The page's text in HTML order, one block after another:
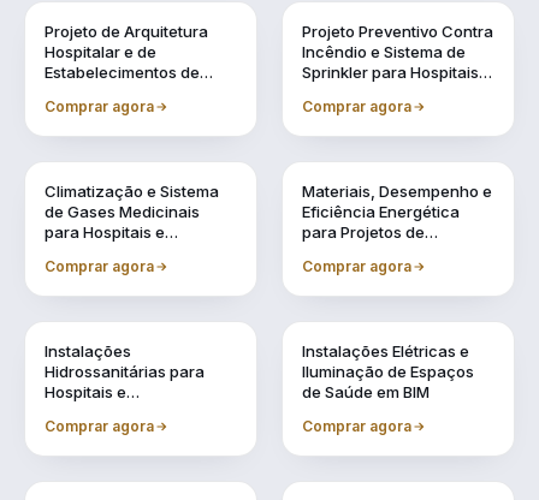
Projeto de Arquitetura
Hospitalar e de
Estabelecimentos de
Comprar agora
Projeto Preventivo Contra
Incêndio e Sistema de
Sprinkler para Hospitais e
Saúde
Comprar agora
Climatização e Sistema
de Gases Medicinais
para Hospitais e
Saúde em BIM
Comprar agora
Materiais, Desempenho e
Eficiência Energética
para Projetos de
Saúde
Comprar agora
Instalações
Hidrossanitárias para
Hospitais e
Saúde em BIM
Comprar agora
Instalações Elétricas e
Iluminação de Espaços
de Saúde em BIM
Comprar agora